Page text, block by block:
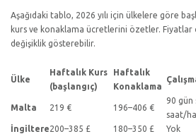
Aşağıdaki tablo, 2026 yılı için ülkelere göre
kurs ve konaklama ücretlerini özetler. Fiyatlar
değişiklik gösterebilir.
Ülke
Haftalık Kurs
(başlangıç)
Haftalık
Konaklama
Malta 219 € 196–406 €
90 gün
saat/
İngiltere200–385 £ 180–350 £ Yok